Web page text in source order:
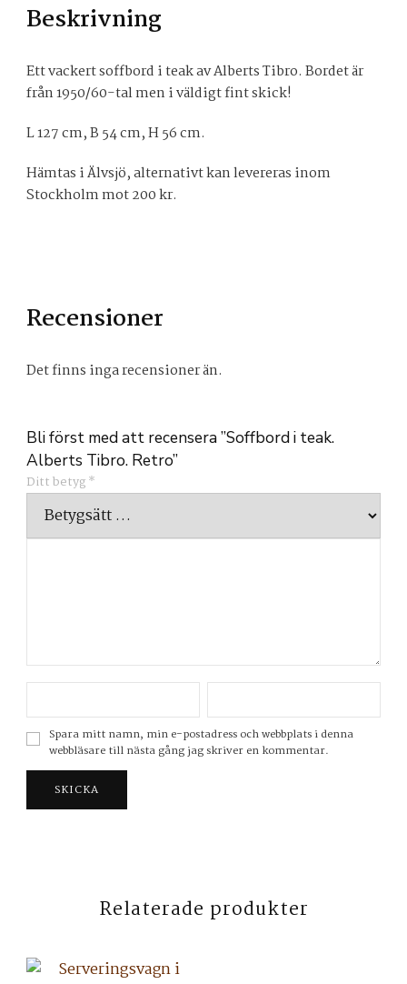
Beskrivning
Ett vackert soffbord i teak av Alberts Tibro. Bordet är
från 1950/60-tal men i väldigt fint skick!
L 127 cm, B 54 cm, H 56 cm.
Hämtas i Älvsjö, alternativt kan levereras inom
Stockholm mot 200 kr.
Recensioner
Det finns inga recensioner än.
Bli först med att recensera ”Soffbord i teak.
Alberts Tibro. Retro”
Ditt betyg*
Spara mitt namn, min e-postadress och webbplats i denna
webbläsare till nästa gång jag skriver en kommentar.
Relaterade produkter